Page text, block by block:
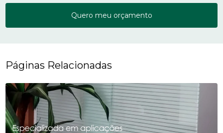
Quero meu orçamento
Páginas Relacionadas